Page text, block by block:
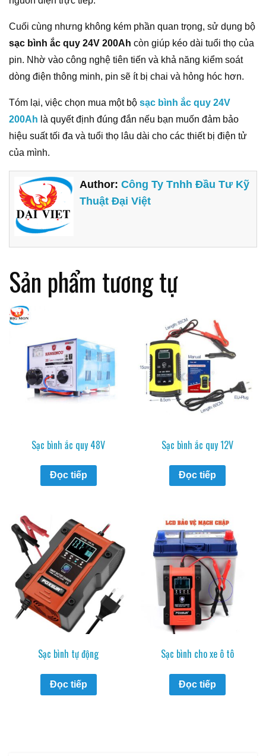
Cuối cùng nhưng không kém phần quan trọng, sử dụng bộ
sạc bình ắc quy 24V 200Ah còn giúp kéo dài tuổi thọ của
pin. Nhờ vào công nghệ tiên tiến và khả năng kiểm soát
dòng điện thông minh, pin sẽ ít bị chai và hỏng hóc hơn.
Tóm lại, việc chọn mua một bộ sạc bình ắc quy 24V
200Ah là quyết định đúng đắn nếu bạn muốn đảm bảo
hiệu suất tối đa và tuổi thọ lâu dài cho các thiết bị điện tử
của mình.
Author:Công Ty Tnhh Đầu Tư Kỹ
Thuật Đại Việt
Sản phẩm tương tự
Sạc bình ắc quy 48V
Đọc tiếp
Sạc bình ắc quy 12V
Đọc tiếp
Sạc bình tự động
Đọc tiếp
Sạc bình cho xe ô tô
Đọc tiếp